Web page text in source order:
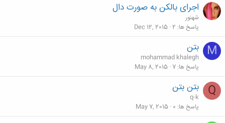
اجرای بالکن به صورت دال
شهنور
پاسخ ها 2
Dec 12, 2015
M بتن
mohammad khalegh
پاسخ ها 7
May 8, 2015
Q بتن بتن
q-k
پاسخ ها 0
May 7, 2015